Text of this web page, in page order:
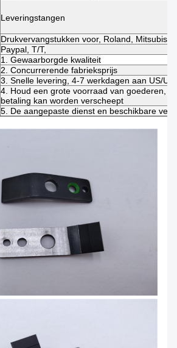
Leveringstangen
Drukvervangstukken voor, Roland,
Paypal, T/T,
1. Gewaarborgde kwaliteit
2. Concurrerende fabrieksprijs
3. Snelle levering, 4-7 werkdagen aan US/
4. Houd een grote voorraad van goederen,
betaling kan worden verscheept
5. De aangepaste dienst en beschikbare